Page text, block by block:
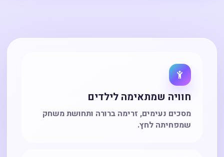
חוויה שמתאימה לילדים
מסכים נעימים, זרימה ברורה ותחושת משחק
שמפחיתה לחץ.